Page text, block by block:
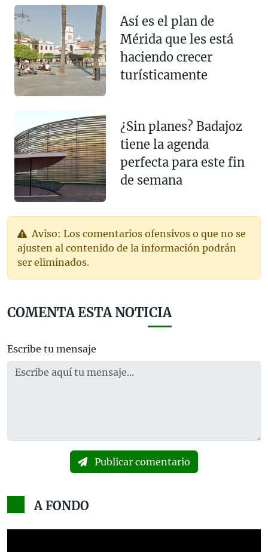
Así es el plan de
Mérida que les está
haciendo crecer
turísticamente
¿Sin planes? Badajoz
tiene la agenda
perfecta para este fin
de semana
Aviso: Los comentarios ofensivos o que no se
ajusten al contenido de la información podrán
ser eliminados.
COMENTA ESTA NOTICIA
Escribe tu mensaje
Publicar comentario
A FONDO